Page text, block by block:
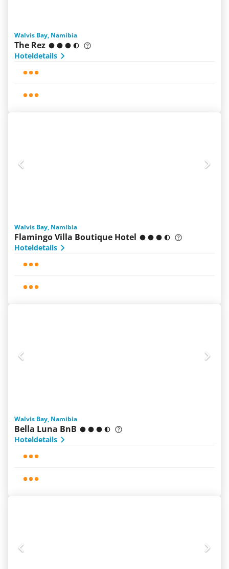
Walvis Bay, Namibia
The Rez
Hoteldetails
Walvis Bay, Namibia
Flamingo Villa Boutique Hotel
Hoteldetails
Walvis Bay, Namibia
Bella Luna BnB
Hoteldetails